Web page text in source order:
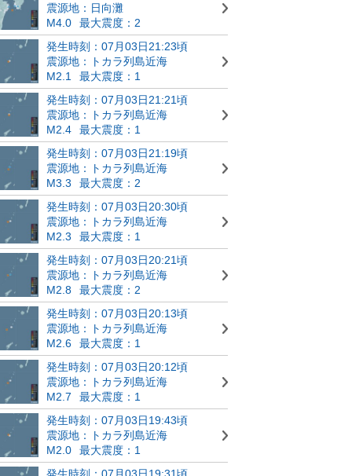
震源地：日向灘
M4.0
最大震度：2
発生時刻：07月03日21:23頃
震源地：トカラ列島近海
M2.1
最大震度：1
発生時刻：07月03日21:21頃
震源地：トカラ列島近海
M2.4
最大震度：1
発生時刻：07月03日21:19頃
震源地：トカラ列島近海
M3.3
最大震度：2
発生時刻：07月03日20:30頃
震源地：トカラ列島近海
M2.3
最大震度：1
発生時刻：07月03日20:21頃
震源地：トカラ列島近海
M2.8
最大震度：2
発生時刻：07月03日20:13頃
震源地：トカラ列島近海
M2.6
最大震度：1
発生時刻：07月03日20:12頃
震源地：トカラ列島近海
M2.7
最大震度：1
発生時刻：07月03日19:43頃
震源地：トカラ列島近海
M2.0
最大震度：1
発生時刻：07月03日19:31頃